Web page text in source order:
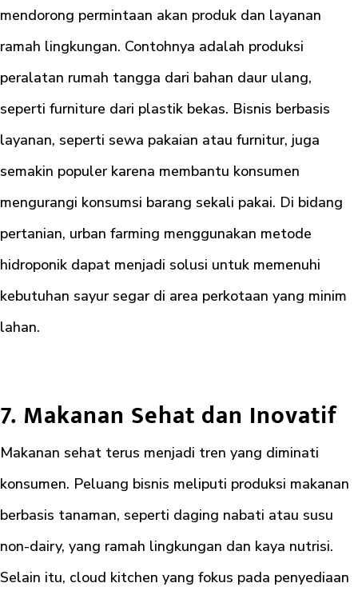
mendorong permintaan akan produk dan layanan
ramah lingkungan. Contohnya adalah produksi
peralatan rumah tangga dari bahan daur ulang,
seperti furniture dari plastik bekas. Bisnis berbasis
layanan, seperti sewa pakaian atau furnitur, juga
semakin populer karena membantu konsumen
mengurangi konsumsi barang sekali pakai. Di bidang
pertanian, urban farming menggunakan metode
hidroponik dapat menjadi solusi untuk memenuhi
kebutuhan sayur segar di area perkotaan yang minim
lahan.
7. Makanan Sehat dan Inovatif
Makanan sehat terus menjadi tren yang diminati
konsumen. Peluang bisnis meliputi produksi makanan
berbasis tanaman, seperti daging nabati atau susu
non-dairy, yang ramah lingkungan dan kaya nutrisi.
Selain itu, cloud kitchen yang fokus pada penyediaan